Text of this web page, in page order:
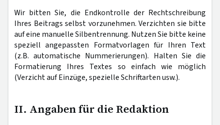
Wir bitten Sie, die Endkontrolle der Rechtschreibung
Ihres Beitrags selbst vorzunehmen. Verzichten sie bitte
auf eine manuelle Silbentrennung. Nutzen Sie bitte keine
speziell angepassten Formatvorlagen für Ihren Text
(z.B. automatische Nummerierungen). Halten Sie die
Formatierung Ihres Textes so einfach wie möglich
(Verzicht auf Einzüge, spezielle Schriftarten usw.).
II. Angaben für die Redaktion